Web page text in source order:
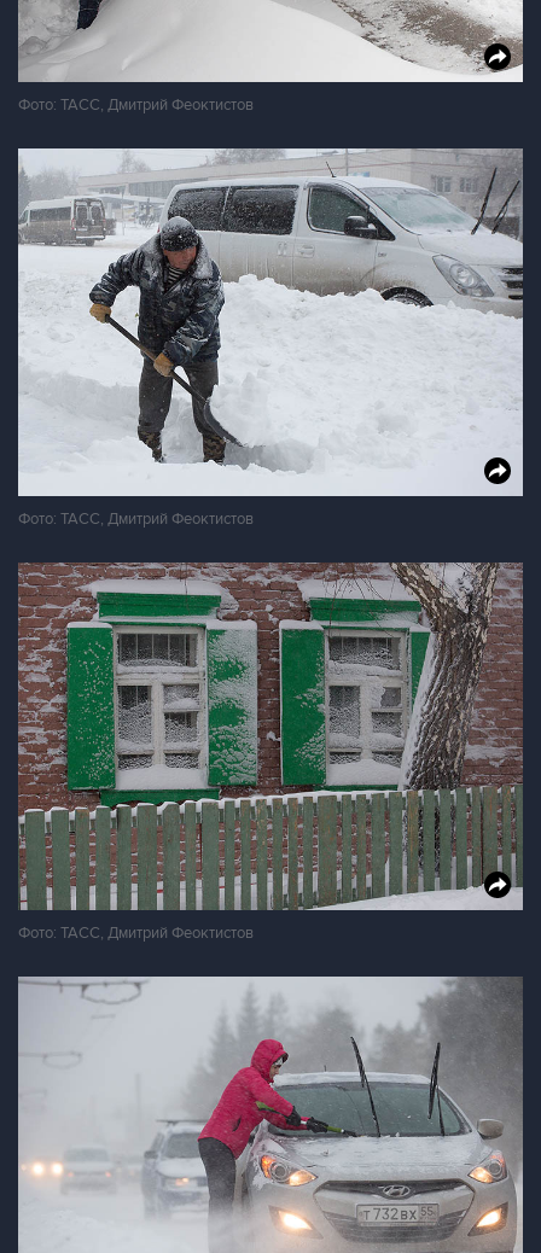
Фото: ТАСС, Дмитрий Феоктистов
Фото: ТАСС, Дмитрий Феоктистов
Фото: ТАСС, Дмитрий Феоктистов